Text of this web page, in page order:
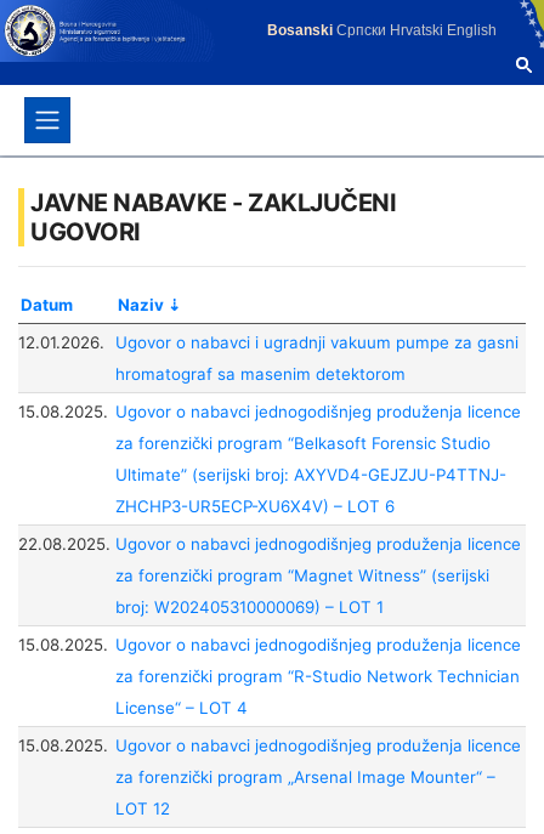
Bosanski Српски Hrvatski English
JAVNE NABAVKE - ZAKLJUČENI
UGOVORI
Datum
Naziv
12.01.2026.
Ugovor o nabavci i ugradnji vakuum pumpe za gasni
hromatograf sa masenim detektorom
15.08.2025. Ugovor o nabavci jednogodišnjeg produženja licence
za forenzički program “Belkasoft Forensic Studio
Ultimate” (serijski broj: AXYVD4-GEJZJU-P4TTNJ-
ZHCHP3-UR5ECP-XU6X4V) – LOT 6
22.08.2025. Ugovor o nabavci jednogodišnjeg produženja licence
za forenzički program “Magnet Witness” (serijski
broj: W202405310000069) – LOT 1
15.08.2025. Ugovor o nabavci jednogodišnjeg produženja licence
za forenzički program “R-Studio Network Technician
License“ – LOT 4
15.08.2025. Ugovor o nabavci jednogodišnjeg produženja licence
za forenzički program „Arsenal Image Mounter“ –
LOT 12